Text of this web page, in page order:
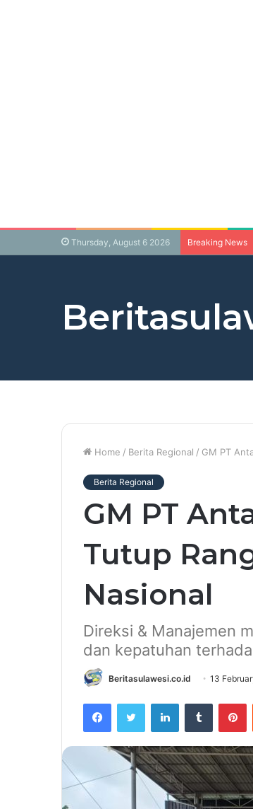
Thursday, August 6 2026 Breaking News
Home / Berita Regional / GM PT
Berita Regional
GM PT
Tutup
Nasional
Direksi & Manajemen
dan kepatuhan
Beritasulawesi.co.id 13